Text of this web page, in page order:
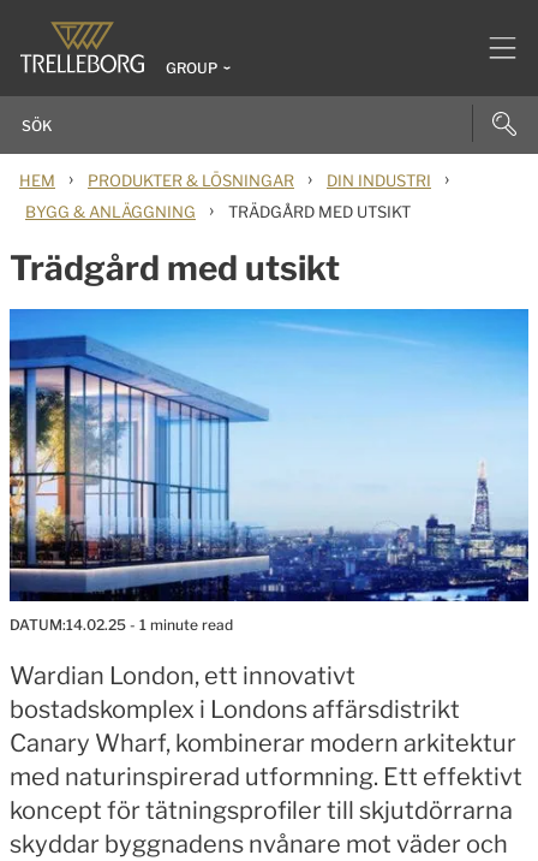
GROUP
HEM › PRODUKTER & LÖSNINGAR › DIN INDUSTRI ›
BYGG & ANLÄGGNING › TRÄDGÅRD MED UTSIKT
Trädgård med utsikt
DATUM:14.02.25 - 1 minute read
Wardian London, ett innovativt
bostadskomplex i Londons affärsdistrikt
Canary Wharf, kombinerar modern arkitektur
med naturinspirerad utformning. Ett effektivt
koncept för tätningsprofiler till skjutdörrarna
skyddar byggnadens nvånare mot väder och